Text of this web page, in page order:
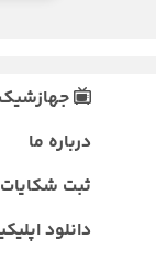
درباره ما
ثبت
دانلود